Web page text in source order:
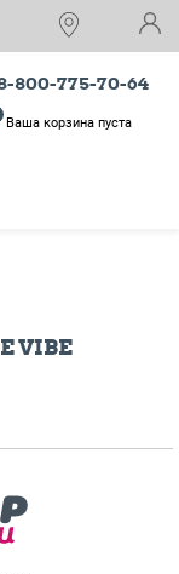
800-775-70-64
Ваша корзина пуста
VIBE